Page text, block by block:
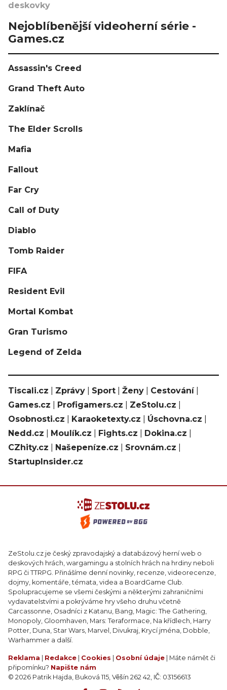
deskovky
Nejoblíbenější videoherní série -
Games.cz
Assassin's Creed
Grand Theft Auto
Zaklínač
The Elder Scrolls
Mafia
Fallout
Far Cry
Call of Duty
Diablo
Tomb Raider
FIFA
Resident Evil
Mortal Kombat
Gran Turismo
Legend of Zelda
Tiscali.cz Zprávy Sport Ženy Cestování|
Games.cz
Profigamers.cz ZeStolu.cz
Osobnosti.cz
Karaoketexty.cz Úschovna.cz
Nedd.cz
Moulík.cz Fights.cz Dokina.cz
CZhity.cz
Našepeníze.cz Srovnám.cz
StartupInsider.cz
ZeStolu.cz je český zpravodajský a databázový herní web o
deskových hrách, wargamingu a stolních hrách na hrdiny neboli
RPG či TTRPG. Přinášíme denní novinky, recenze, videorecenze,
dojmy, komentáře, témata, videa a BoardGame Club.
Spolupracujeme se všemi českými a některými zahraničními
vydavatelstvími a pokrýváme hry všeho druhu včetně
Carcassonne, Osadníci z Katanu, Bang, Magic: The Gathering,
Monopoly, Gloomhaven, Mars: Teraformace, Na křídlech, Harry
Potter, Duna, Star Wars, Marvel, Divukraj, Krycí jména, Dobble,
Warhammer a další.
Reklama Redakce Cookies Osobní údaje | Máte námět či
připomínku? Napište nám
© 2026 Patrik Hajda, Buková 115, Věšín 262 42, IČ: 03156613